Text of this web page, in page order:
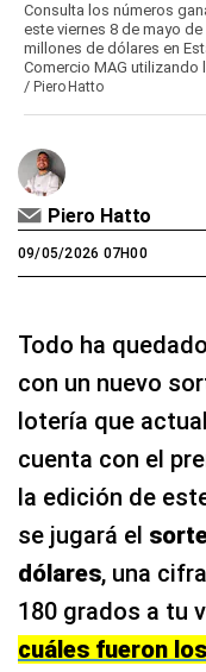
Consulta los números
este viernes 8 de mayo
millones de dólares en
Comercio MAG utilizando
/ Piero Hatto
Piero Hatto
09/05/2026 07H00
Todo ha
con un nuevo
lotería que
cuenta con el
la edición de
se jugará el
dólares, una
180 grados a tu
cuáles fueron